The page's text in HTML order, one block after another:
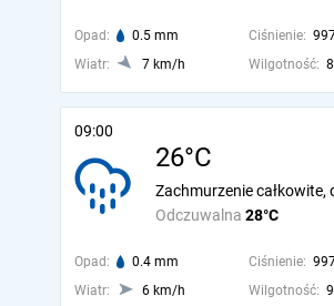
Opad: 0.5 mm Ciśnienie:
Wiatr:
7 km/h Wilgotność:
09:00
26°C
Odczuwalna 28°C
Zachmurzenie całkowite,
Opad: 0.4 mm Ciśnienie:
Wiatr:
6 km/h Wilgotność: